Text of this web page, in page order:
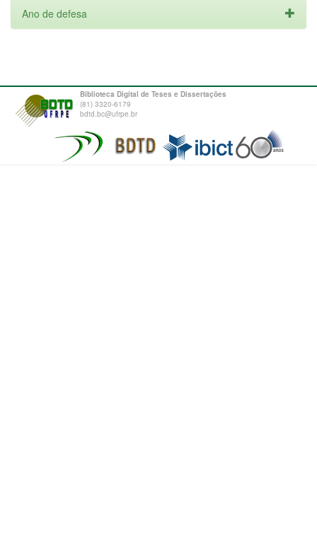
Ano de defesa
Biblioteca Digital de Teses e Dissertações
(81) 3320-6179
bdtd.bc@ufrpe.br